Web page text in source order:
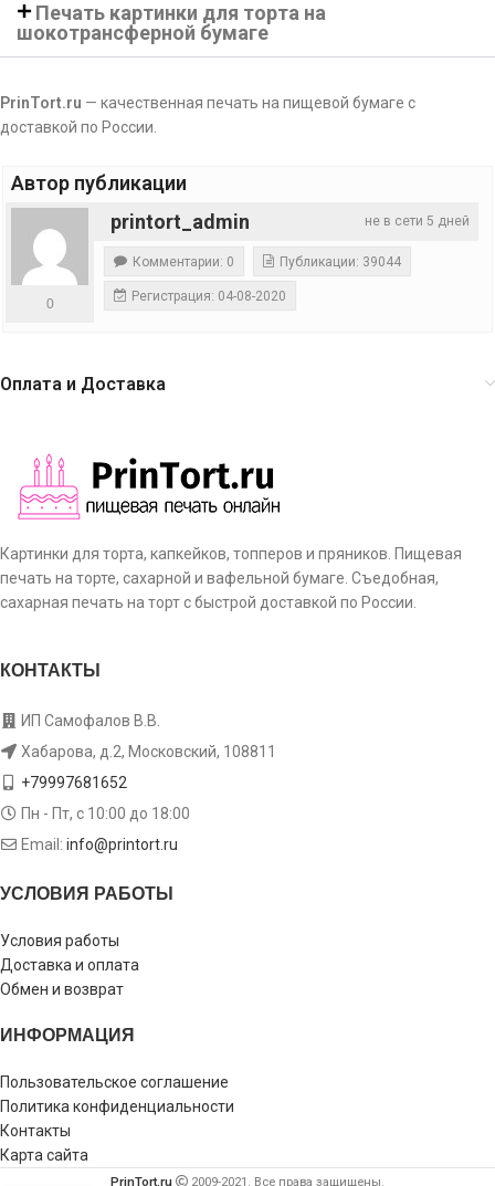
Печать картинки для торта на
шокотрансферной бумаге
PrinTort.ru — качественная печать на пищевой бумаге с
доставкой по России.
Автор публикации
не в сети 5 дней
printort_admin
0
Комментарии: 0 Публикации: 39044
Регистрация: 04-08-2020
Оплата и Доставка
Картинки для торта, капкейков, топперов и пряников. Пищевая
печать на торте, сахарной и вафельной бумаге. Съедобная,
сахарная печать на торт с быстрой доставкой по России.
КОНТАКТЫ
ИП Самофалов В.В.
Хабарова, д.2, Московский, 108811
+79997681652
Пн - Пт, с 10:00 до 18:00
Email: info@printort.ru
УСЛОВИЯ РАБОТЫ
Условия работы
Доставка и оплата
Обмен и возврат
ИНФОРМАЦИЯ
Пользовательское соглашение
Политика конфиденциальности
Контакты
Карта сайта
PrinTort.ru 2009-2021. Все права защищены.